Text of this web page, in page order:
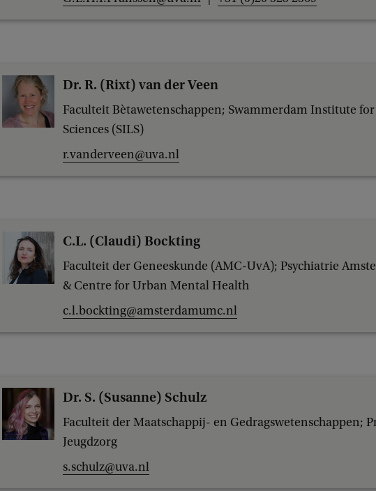
Dr. R. (Rixt) van der Veen
Faculteit Bètawetenschappen; Swammerdam Institute
Sciences (SILS)
r.vanderveen@uva.nl
C.L. (Claudi) Bockting
Faculteit der Geneeskunde (AMC-UvA); Psychiatrie
& Centre for Urban Mental Health
c.l.bockting@amsterdamumc.nl
Dr. S. (Susanne) Schulz
Faculteit der Maatschappij- en Gedragswetenschappen;
Jeugdzorg
s.schulz@uva.nl